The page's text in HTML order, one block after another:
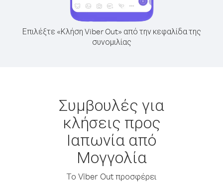
Επιλέξτε «Κλήση Viber Out» από την κεφαλίδα της
συνομιλίας
Συμβουλές για
κλήσεις προς
Ιαπωνία από
Μογγολία
Το Viber Out προσφέρει